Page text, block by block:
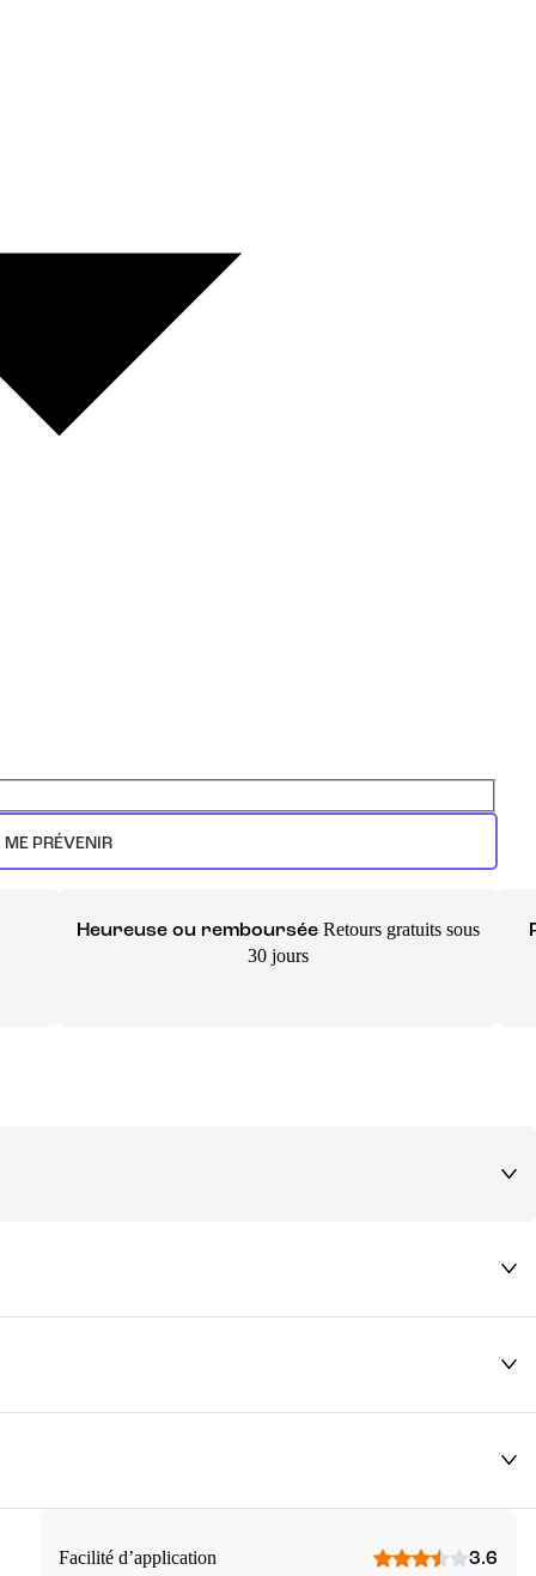
ME PRÉVENIR
Heureuse ou remboursée Retours gratuits sous
30 jours
Facilité d’application 3.6